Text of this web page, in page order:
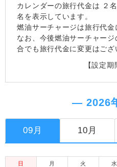
カレンダーの旅行代金は ２
名を表示しています。
燃油サーチャージは旅行代金
なお、今後燃油サーチャー
合でも旅行代金に変更はござ
【設定
― 2026
09月 10月
日 月 火 水